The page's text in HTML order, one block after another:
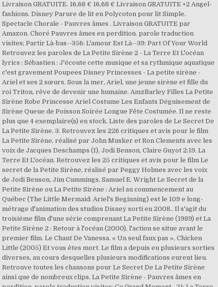
Livraison GRATUITE. 16,68 € 16,68 € Livraison GRATUITE +2 Angel-
fashions. Disney Parure de lit en Polycoton pour lit Simple.
Spectacle Chorale - Pauvres âmes . Livraison GRATUITE par
Amazon. Choré Pauvres âmes en perdition. parole traduction
visites; Partir Là-bas--356: L'amour Est Là--39: Part Of Your World
Retrouvez les paroles de La Petite Sirène 2 - La Terre Et L'océan
lyrics : Sébastien : J'écoute cette musique et sa rythmique aquatique
c'est gravement Poupees Disney Princesses - La petite sirène -
Ariel et ses 2 sœurs. Sous la mer, Ariel, une jeune sirène et fille du
roi Triton, rêve de devenir une humaine. AmzBarley Filles La Petite
Sirène Robe Princesse Ariel Costume Les Enfants Déguisement de
Sirène Queue de Poisson Soirée Longue Fête Costumée. Il ne reste
plus que 4 exemplaire(s) en stock. Liste des paroles de Le Secret De
La Petite Sirène. 3. Retrouvez les 226 critiques et avis pour le film
La Petite Sirène, réalisé par John Musker et Ron Clements avec les
voix de Jacques Deschamps (I), Jodi Benson, Claire Guyot 2:19. La
Terre Et L'océan. Retrouvez les 25 critiques et avis pour le film Le
secret de la Petite Sirène, réalisé par Peggy Holmes avec les voix
de Jodi Benson, Jim Cummings, Samuel E. Wright Le Secret de la
Petite Sirène ou La Petite Sirène : Ariel au commencement au
Québec (The Little Mermaid: Ariel's Beginning) est le 109 e long-
métrage d'animation des studios Disney sorti en 2008.. Il s'agit du
troisième film d'une série comprenant La Petite Sirène (1989) et La
Petite Sirène 2 : Retour à l'océan (2000), l'action se situe avant le
premier film. Le Chant De Vanessa. « Un seul faux pas », Chicken
Little (2005) Et vous êtes mort. Le film a depuis eu plusieurs sorties
diverses, au cours desquelles plusieurs modifications eurent lieu.
Retrouve toutes les chansons pour Le Secret De La Petite Sirène
ainsi que de nombreux clips. La Petite Sirène - Pauvres âmes en